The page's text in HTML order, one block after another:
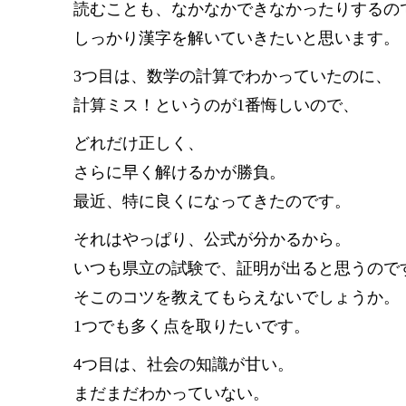
読むことも、なかなかできなかったりするの
しっかり漢字を解いていきたいと思います。
3つ目は、数学の計算でわかっていたのに、
計算ミス！というのが1番悔しいので、
どれだけ正しく、
さらに早く解けるかが勝負。
最近、特に良くになってきたのです。
それはやっぱり、公式が分かるから。
いつも県立の試験で、証明が出ると思うので
そこのコツを教えてもらえないでしょうか。
1つでも多く点を取りたいです。
4つ目は、社会の知識が甘い。
まだまだわかっていない。